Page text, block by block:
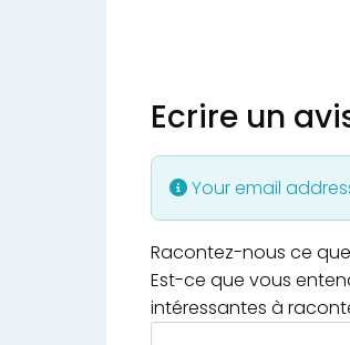
Ecrire un
Your email
Racontez-nous ce
Est-ce que vous
intéressantes à